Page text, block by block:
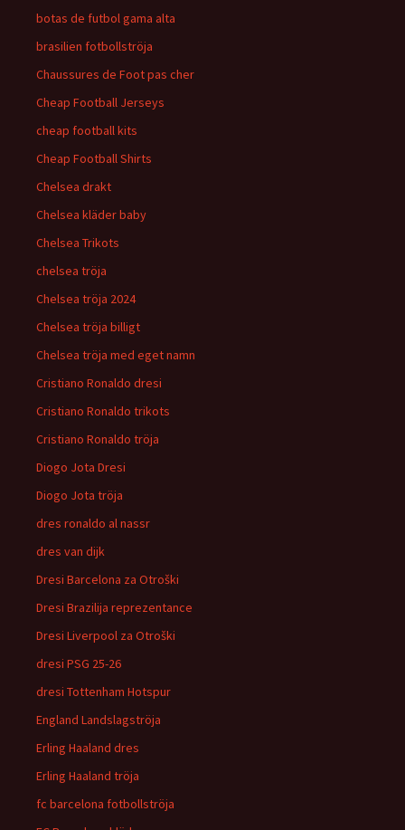
botas de futbol gama alta
brasilien fotbollströja
Chaussures de Foot pas cher
Cheap Football Jerseys
cheap football kits
Cheap Football Shirts
Chelsea drakt
Chelsea kläder baby
Chelsea Trikots
chelsea tröja
Chelsea tröja 2024
Chelsea tröja billigt
Chelsea tröja med eget namn
Cristiano Ronaldo dresi
Cristiano Ronaldo trikots
Cristiano Ronaldo tröja
Diogo Jota Dresi
Diogo Jota tröja
dres ronaldo al nassr
dres van dijk
Dresi Barcelona za Otroški
Dresi Brazilija reprezentance
Dresi Liverpool za Otroški
dresi PSG 25-26
dresi Tottenham Hotspur
England Landslagströja
Erling Haaland dres
Erling Haaland tröja
fc barcelona fotbollströja